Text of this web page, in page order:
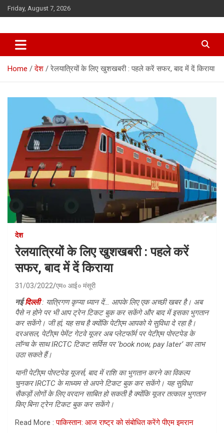
Skip
to
Friday, August 7, 2026
Home देश रेलयात्रियों के लिए खुशखबरी : पहले करें सफर, बाद में दें किराया
देश
रेलयात्रियों के लिए खुशखबरी : पहले करें
सफर, बाद में दें किराया
31/03/2022 एम० आई० मंसूरी
नईदिल्ली: यात्रिगण कृप्या ध्यान दें… आपके लिए एक अच्छी खबर है। अब
पैसे न होने पर भी आप ट्रेन टिकट बुक कर सकेंगे और बाद में इसका भुगतान
कर सकेंगे। जी हां, यह सच है क्योंकि पेटीएम आपको ये सुविधा दे रहा है।
दरअसल, पेटीएम पेमेंट गेटवे यूजर अब प्लेटफॉर्म पर पेटीएम पोस्टपेड के
लॉन्च के साथ IRCTC टिकट सर्विस पर ‘book now, pay later’ का लाभ
उठा सकते हैं।
यानी पेटीएम पोस्टपेड यूजर्स, बाद में राशि का भुगतान करने का विकल्प
चुनकर IRCTC के माध्यम से अपने टिकट बुक कर सकेंगे। यह सुविधा
सैकड़ों लोगों के लिए वरदान साबित हो सकती है क्योंकि यूजर तत्काल भुगतान
किए बिना ट्रेन टिकट बुक कर सकेंगे।
Read More :पाकिस्तान: आज राष्ट्र को संबोधित करेंगे पीएम इमरान